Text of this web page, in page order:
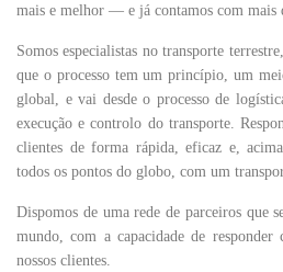
mais e melhor — e já contamos com mais
Somos especialistas no transporte
que o processo tem um princípio, um
global, e vai desde o processo de
execução e controlo do transporte.
clientes de forma rápida, eficaz e,
todos os pontos do globo, com um
Dispomos de uma rede de parceiros que
mundo, com a capacidade de responder
nossos clientes.